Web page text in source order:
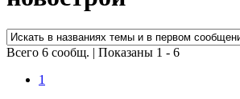
Всего 6 сообщ. | Показаны 1 - 6
1